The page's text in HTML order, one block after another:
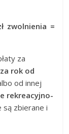
zwolnienia =
za
za rok od
od innej
rekreacyjno-
są zbierane i